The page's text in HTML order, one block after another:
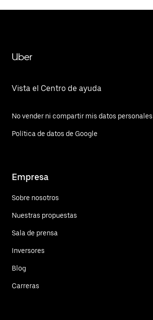
Uber
Vista el Centro de ayuda
No vender ni compartir mis datos personales
Política de datos de Google
Empresa
Sobre nosotros
Nuestras propuestas
Sala de prensa
Inversores
Blog
Carreras